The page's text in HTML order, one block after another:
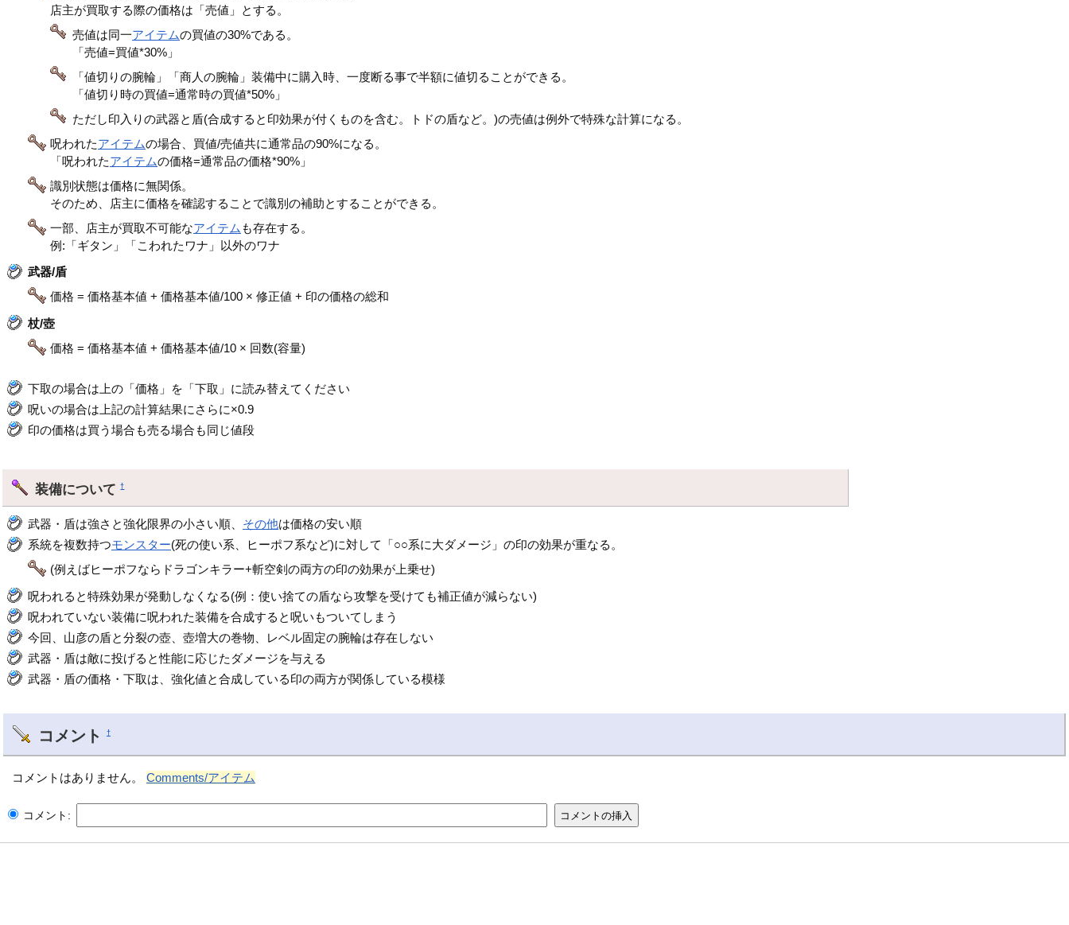
店主が買取する際の価格は「売値」とする。
売値は同一アイテムの買値の30%である。
「売値=買値*30%」
「値切りの腕輪」「商人の腕輪」装備中に購入時、一度断る事で半額に値切ることができる。
「値切り時の買値=通常時の買値*50%」
ただし印入りの武器と盾(合成すると印効果が付くものを含む。トドの盾など。)の売値は例外で特殊な計算になる。
呪われたアイテムの場合、買値/売値共に通常品の90%になる。
「呪われたアイテムの価格=通常品の価格*90%」
識別状態は価格に無関係。
そのため、店主に価格を確認することで識別の補助とすることができる。
一部、店主が買取不可能なアイテム も存在する。
例:「ギタン」「こわれたワナ」以外のワナ
武器/盾
価格 = 価格基本値 + 価格基本値/100 × 修正値 + 印の価格の総和
杖/壺
価格 = 価格基本値 + 価格基本値/10 × 回数(容量)
下取の場合は上の「価格」を「下取」に読み替えてください
呪いの場合は上記の計算結果にさらに×0.9
印の価格は買う場合も売る場合も同じ値段
装備について†
武器・盾は強さと強化限界の小さい順、 その他は価格の安い順
系統を複数持つモンスター(死の使い系、ヒーポフ系など)に対して「○○系に大ダメージ」の印の効果が重なる。
(例えばヒーポフならドラゴンキラー+斬空剣の両方の印の効果が上乗せ)
呪われると特殊効果が発動しなくなる(例：使い捨ての盾なら攻撃を受けても補正値が減らない)
呪われていない装備に呪われた装備を合成すると呪いもついてしまう
今回、山彦の盾と分裂の壺、壺増大の巻物、レベル固定の腕輪は存在しない
武器・盾は敵に投げると性能に応じたダメージを与える
武器・盾の価格・下取は、強化値と合成している印の両方が関係している模様
コメント †
コメントはありません。Comments/アイテム
コメント: